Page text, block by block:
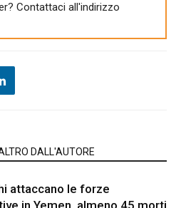
Contattaci all'indirizzo
DALL'AUTORE
attaccano le forze